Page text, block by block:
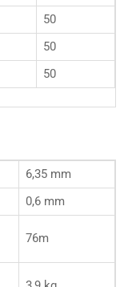
50
50
50
6,35 mm
0,6 mm
76m